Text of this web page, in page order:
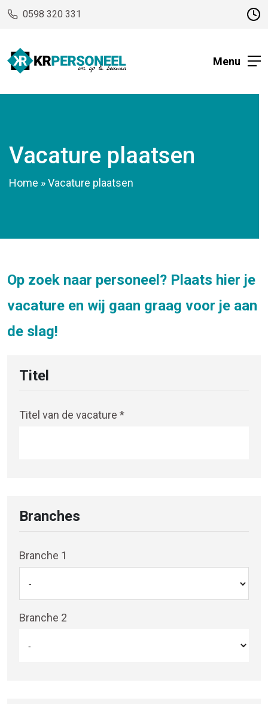
0598 320 331
Menu
Vacature plaatsen
Home »Vacature plaatsen
Op zoek naar personeel? Plaats hier je
vacature en wij gaan graag voor je aan
de slag!
Titel
Titel van de vacature *
Branches
Branche 1
Branche 2